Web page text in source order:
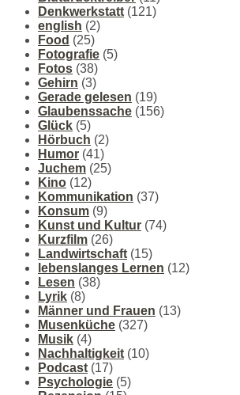
Denkwerkstatt (121)
english (2)
Food (25)
Fotografie (5)
Fotos (38)
Gehirn (3)
Gerade gelesen (19)
Glaubenssache (156)
Glück (5)
Hörbuch (2)
Humor (41)
Juchem (25)
Kino (12)
Kommunikation (37)
Konsum (9)
Kunst und Kultur (74)
Kurzfilm (26)
Landwirtschaft (15)
lebenslanges Lernen (12)
Lesen (38)
Lyrik (8)
Männer und Frauen (13)
Musenküche (327)
Musik (4)
Nachhaltigkeit (10)
Podcast (17)
Psychologie (5)